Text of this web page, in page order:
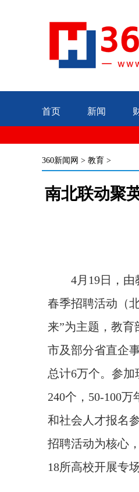
首页 新闻
360新闻网 > 教育 >
南北联动聚
4月19日，由教
春季招聘活动（
来”为主题，教
市及部分省直企
总计6万个。参加
240个，50-100
和社会人才报名
招聘活动为核心
18所高校开展专